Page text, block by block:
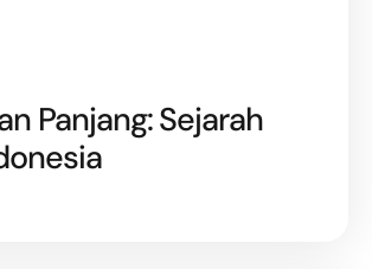
Panjang: Sejarah